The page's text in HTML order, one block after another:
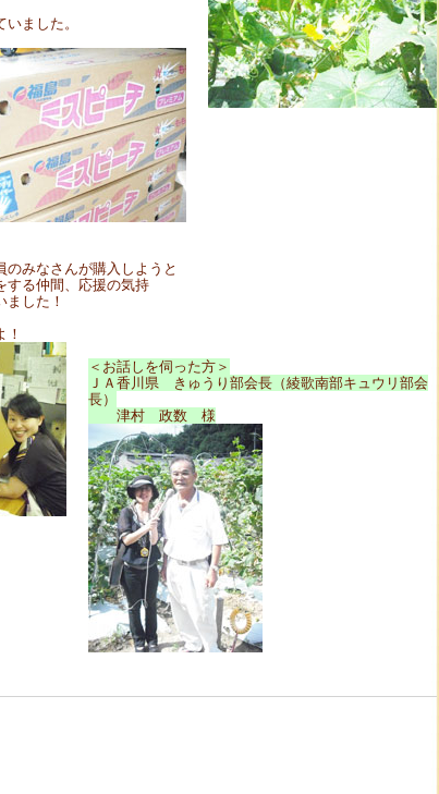
ました。
みなさんが購入しようと
する仲間、応援の気持
ました！
！
＜お話しを伺った方＞
ＪＡ香川県 きゅうり部会長（綾歌南部キュウリ部会
長）
津村 政数 様